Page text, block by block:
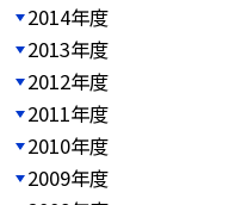
2014年度
2013年度
2012年度
2011年度
2010年度
2009年度